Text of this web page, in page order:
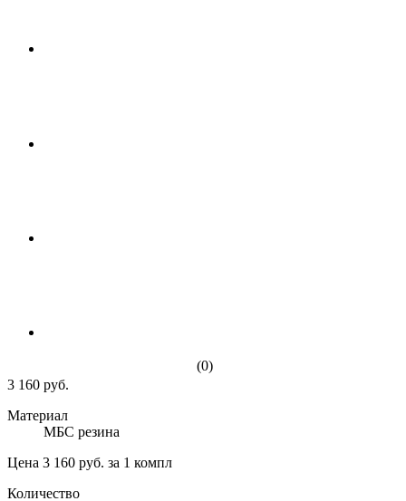
(0)
3 160 руб.
Материал
МБС резина
Цена 3 160 руб. за 1 компл
Количество